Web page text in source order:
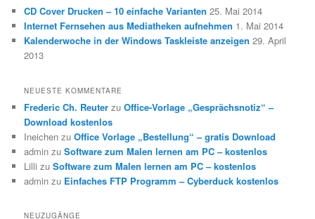
CD Cover Drucken – 10 einfache Varianten 25. Mai 2014
Internet Fernsehen aus Mediatheken aufnehmen 1. Mai 2014
Kalenderwoche in der Windows Taskleiste anzeigen 29. April
2013
NEUESTE KOMMENTARE
Frederic Ch. Reuter zuOffice-Vorlage „Gesprächsnotiz“ –
Download kostenlos
Ineichen zuOffice Vorlage „Bestellung“ – gratis Download
admin zuSoftware zum Malen lernen am PC – kostenlos
Lilli zuSoftware zum Malen lernen am PC – kostenlos
admin zu Einfaches FTP Programm – Cyberduck kostenlos
NEUZUGÄNGE